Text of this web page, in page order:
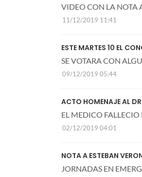
VIDEO CON LA NOTA
11/12/2019 11:41
ESTE MARTES 10 EL
SE VOTARA CON
09/12/2019 05:44
ACTO HOMENAJE AL
EL MEDICO FALLECIO
02/12/2019 04:01
NOTA A ESTEBAN
JORNADAS EN